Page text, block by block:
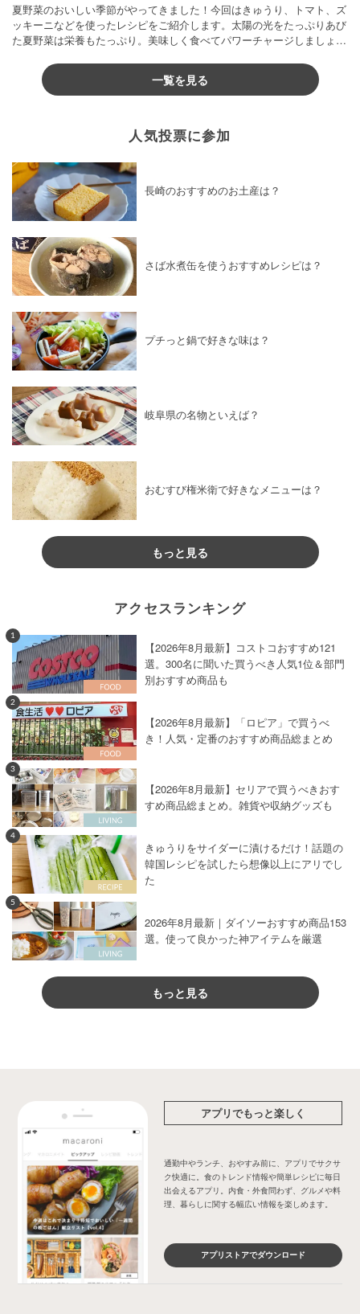
夏野菜のおいしい季節がやってきました！今回はきゅうり、トマト、ズ
ッキーニなどを使ったレシピをご紹介します。太陽の光をたっぷりあび
た夏野菜は栄養もたっぷり。美味しく食べてパワーチャージしましょう
一覧を見る
人気投票に参加
長崎のおすすめのお土産は？
さば水煮缶を使うおすすめレシピは？
プチっと鍋で好きな味は？
岐阜県の名物といえば？
おむすび権米衛で好きなメニューは？
もっと見る
アクセスランキング
1
【2026年8月最新】コストコおすすめ121
選。300名に聞いた買うべき人気1位＆部門
別おすすめ商品も
2
【2026年8月最新】「ロピア」で買うべ
き！人気・定番のおすすめ商品総まとめ
3
【2026年8月最新】セリアで買うべきおす
すめ商品総まとめ。雑貨や収納グッズも
4
きゅうりをサイダーに漬けるだけ！話題の
韓国レシピを試したら想像以上にアリでし
た
5
2026年8月最新｜ダイソーおすすめ商品153
選。使って良かった神アイテムを厳選
もっと見る
アプリでもっと楽しく
通勤中やランチ、おやすみ前に、アプリでサクサ
ク快適に。食のトレンド情報や簡単レシピに毎日
出会えるアプリ。内食・外食問わず、グルメや料
理、暮らしに関する幅広い情報を楽しめます。
アプリストアでダウンロード